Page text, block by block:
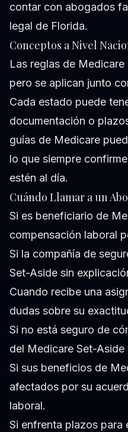
contar con abogados
legal de Florida.
Conceptos a Nivel
Las reglas de
pero se aplican junto
Cada estado puede
documentación o
guías de Medicare
lo que siempre
estén al día.
Cuándo Llamar a un
Si es beneficiario de
compensación laboral
Si la compañía de
Set-Aside sin
Cuando recibe una
dudas sobre su
Si no está seguro de
del Medicare Set-Aside
Si sus beneficios de
afectados por su
laboral.
Si enfrenta plazos para